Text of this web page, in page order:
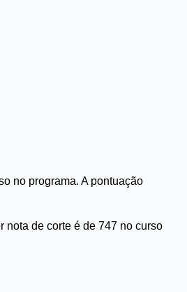
no programa. A pontuação
nota de corte é de 747 no curso